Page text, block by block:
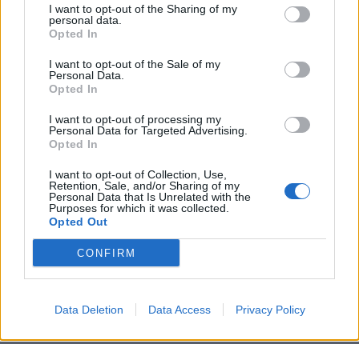
I want to opt-out of the Sharing of my
personal data.
Opted In
I want to opt-out of the Sale of my
Personal Data.
Opted In
I want to opt-out of processing my
Personal Data for Targeted Advertising.
Opted In
I want to opt-out of Collection, Use,
Retention, Sale, and/or Sharing of my
Personal Data that Is Unrelated with the
Purposes for which it was collected.
Opted Out
CONFIRM
Data Deletion Data Access Privacy Policy